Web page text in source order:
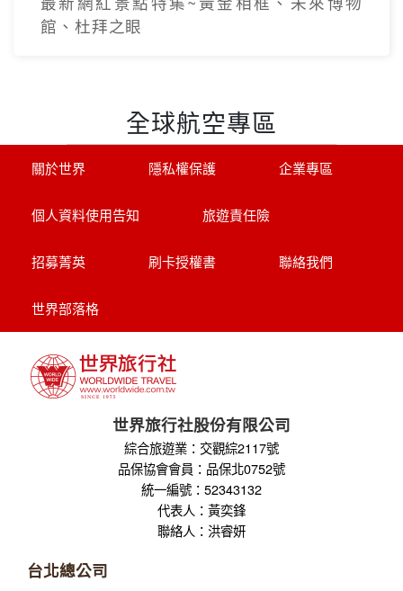
館、杜拜之眼
全球航空專區
關於世界 隱私權保護 企業專區
個人資料使用告知 旅遊責任險
招募菁英 刷卡授權書 聯絡我們
世界部落格
世界旅行社股份有限公司
綜合旅遊業：交觀綜2117號
品保協會會員：品保北0752號
統一編號：52343132
代表人：黃奕鋒
聯絡人：洪睿妍
台北總公司